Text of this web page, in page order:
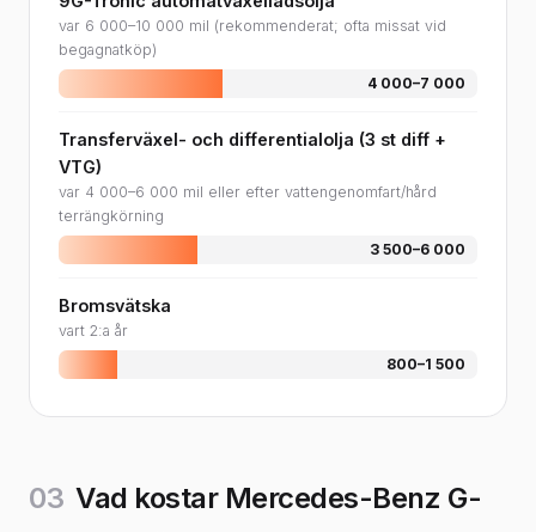
var 6 000–10 000 mil (rekommenderat; ofta missat vid
begagnatköp)
4 000–7 000
Transferväxel- och differentialolja (3 st diff +
VTG)
var 4 000–6 000 mil eller efter vattengenomfart/hård
terrängkörning
3 500–6 000
Bromsvätska
vart 2:a år
800–1 500
03 Vad kostar Mercedes-Benz G-